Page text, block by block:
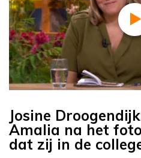
Josine
Amalia na het
dat zij in de